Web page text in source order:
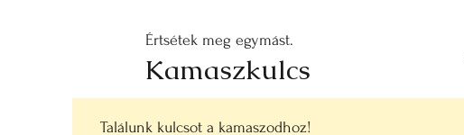
Értsétek meg egymást.
Kamaszkulcs
Találunk kulcsot a kamaszodhoz!